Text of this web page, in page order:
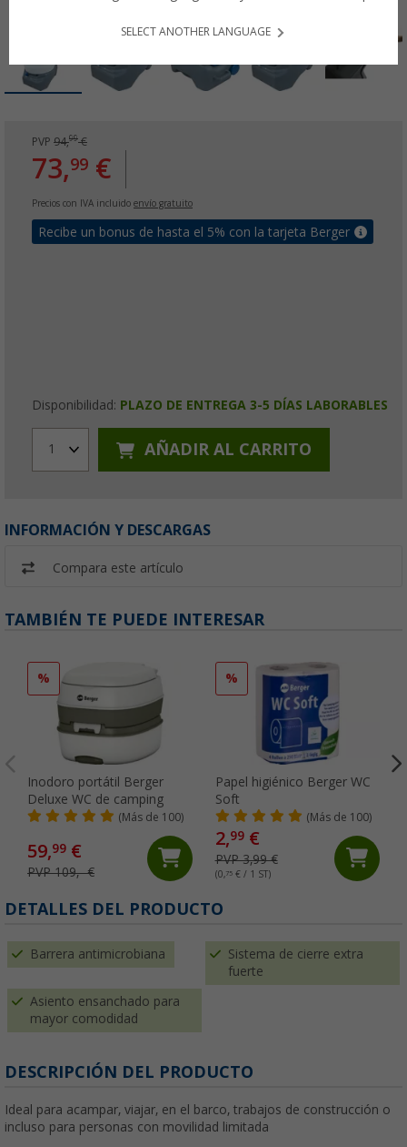
PVP 94,99€
73,99 €
Precios con IVA incluido envío gratuito
Recibe un bonus de hasta el 5% con la tarjeta Berger
Disponibilidad: PLAZO DE ENTREGA 3-5 DÍAS LABORABLES
1 AÑADIR AL CARRITO
INFORMACIÓN Y DESCARGAS
Compara este artículo
TAMBIÉN TE PUEDE INTERESAR
%
Inodoro portátil Berger
Deluxe WC de camping
(Más de 100)
59,99 €
PVP 109,- €
%
Papel higiénico Berger WC
Soft
(Más de 100)
2,99€
PVP 3,99 €
(0,75€ / 1 ST)
DETALLES DEL PRODUCTO
Barrera antimicrobiana
Sistema de cierre extra
fuerte
Asiento ensanchado para
mayor comodidad
DESCRIPCIÓN DEL PRODUCTO
Ideal para acampar, viajar, en el barco, trabajos de construcción o
incluso para personas con movilidad limitada
SELECT ANOTHER LANGUAGE